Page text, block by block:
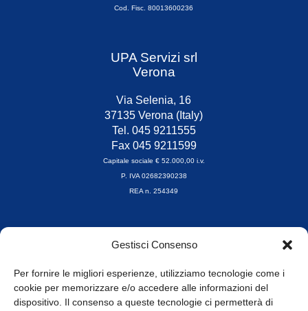
Gestisci Consenso
Per fornire le migliori esperienze, utilizziamo tecnologie come i
cookie per memorizzare e/o accedere alle informazioni del
dispositivo. Il consenso a queste tecnologie ci permetterà di
Cod. Fisc. 80013600236
UPA Servizi srl
Verona
Via Selenia, 16
37135 Verona (Italy)
Tel. 045 9211555
Fax 045 9211599
Capitale sociale € 52.000,00 i.v.
P. IVA 02682390238
REA n. 254349
Orari di apertura
8.30-13.00 / 14.00-17.30
Whistleblowing